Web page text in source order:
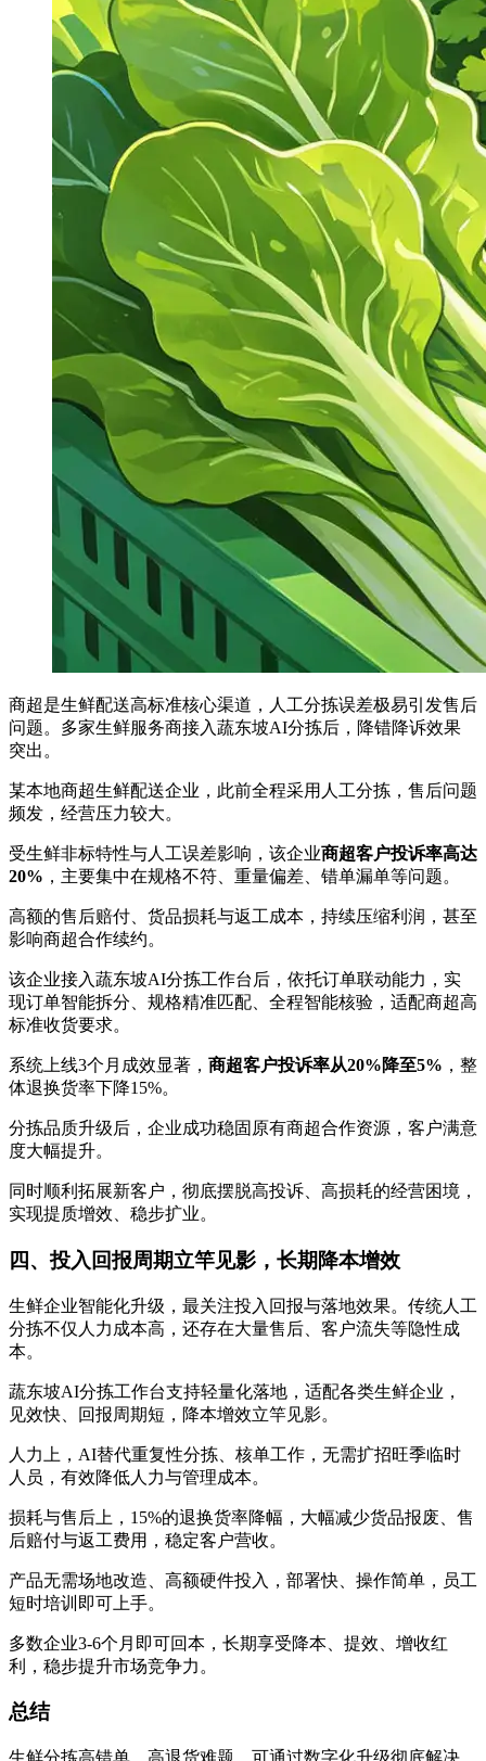
商超是生鲜配送高标准核心渠道，人工分拣误差极易引发售后
问题。多家生鲜服务商接入蔬东坡AI分拣后，降错降诉效果
突出。
某本地商超生鲜配送企业，此前全程采用人工分拣，售后问题
频发，经营压力较大。
受生鲜非标特性与人工误差影响，该企业商超客户投诉率高达
20% ，主要集中在规格不符、重量偏差、错单漏单等问题。
高额的售后赔付、货品损耗与返工成本，持续压缩利润，甚至
影响商超合作续约。
该企业接入蔬东坡AI分拣工作台后，依托订单联动能力，实
现订单智能拆分、规格精准匹配、全程智能核验，适配商超高
标准收货要求。
系统上线3个月成效显著， 商超客户投诉率从20%降至5% ，整
体退换货率下降15%。
分拣品质升级后，企业成功稳固原有商超合作资源，客户满意
度大幅提升。
同时顺利拓展新客户，彻底摆脱高投诉、高损耗的经营困境，
实现提质增效、稳步扩业。
四、投入回报周期立竿见影，长期降本增效
生鲜企业智能化升级，最关注投入回报与落地效果。传统人工
分拣不仅人力成本高，还存在大量售后、客户流失等隐性成
本。
蔬东坡AI分拣工作台支持轻量化落地，适配各类生鲜企业，
见效快、回报周期短，降本增效立竿见影。
人力上，AI替代重复性分拣、核单工作，无需扩招旺季临时
人员，有效降低人力与管理成本。
损耗与售后上，15%的退换货率降幅，大幅减少货品报废、售
后赔付与返工费用，稳定客户营收。
产品无需场地改造、高额硬件投入，部署快、操作简单，员工
短时培训即可上手。
多数企业3-6个月即可回本，长期享受降本、提效、增收红
利，稳步提升市场竞争力。
总结
生鲜分拣高错单、高退货难题，可通过数字化升级彻底解决，